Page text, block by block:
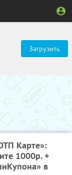
Загрузить
Карте»:
1000р. +
в